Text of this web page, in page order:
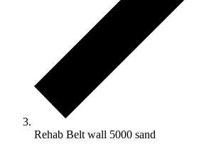
Rehab Belt wall 5000 sand